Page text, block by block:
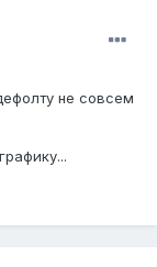
не совсем